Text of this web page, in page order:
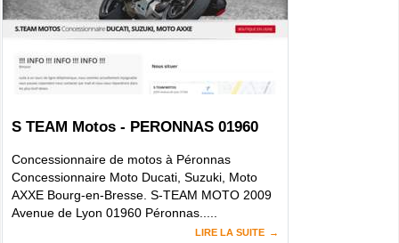
S TEAM Motos - PERONNAS 01960
Concessionnaire de motos à Péronnas
Concessionnaire Moto Ducati, Suzuki, Moto
AXXE Bourg-en-Bresse. S-TEAM MOTO 2009
Avenue de Lyon 01960 Péronnas.....
LIRE LA SUITE